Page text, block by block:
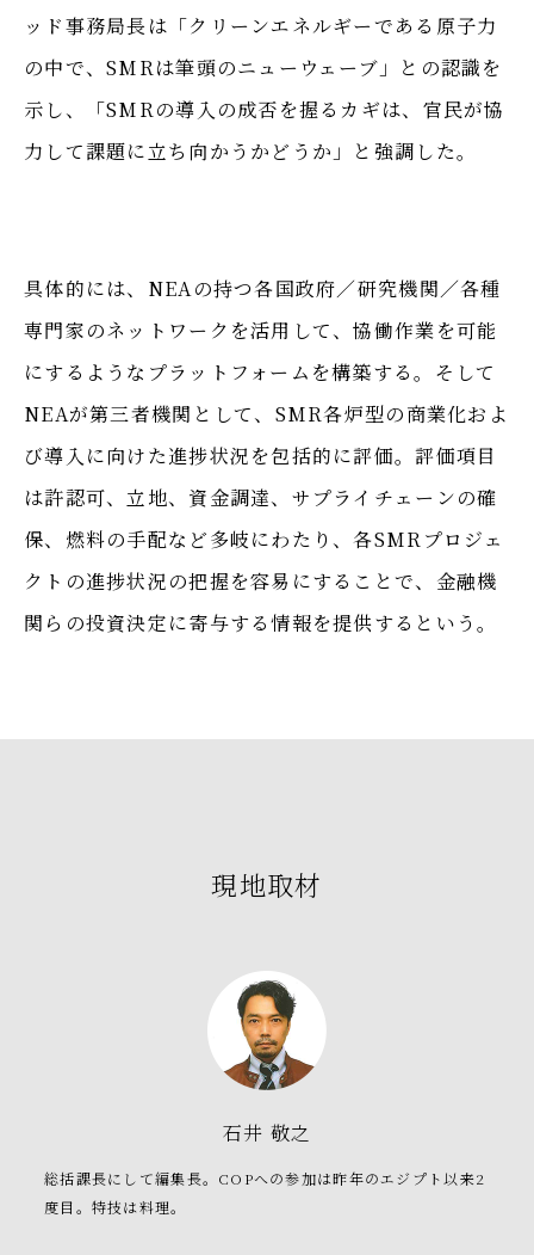
ッド事務局長は「クリーンエネルギーである原子力
の中で、SMRは筆頭のニューウェーブ」との認識を
示し、「SMRの導入の成否を握るカギは、官民が協
力して課題に立ち向かうかどうか」と強調した。
具体的には、NEAの持つ各国政府／研究機関／各種
専門家のネットワークを活用して、協働作業を可能
にするようなプラットフォームを構築する。そして
NEAが第三者機関として、SMR各炉型の商業化およ
び導入に向けた進捗状況を包括的に評価。評価項目
は許認可、立地、資金調達、サプライチェーンの確
保、燃料の手配など多岐にわたり、各SMRプロジェ
クトの進捗状況の把握を容易にすることで、金融機
関らの投資決定に寄与する情報を提供するという。
現地取材
石井 敬之
総括課長にして編集長。COPへの参加は昨年のエジプト以来2
度目。特技は料理。